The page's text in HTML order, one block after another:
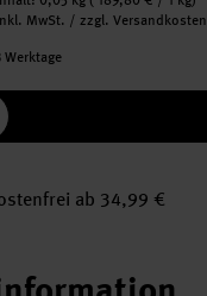
MwSt. / zzgl. Versandkosten
ab 34,99 €